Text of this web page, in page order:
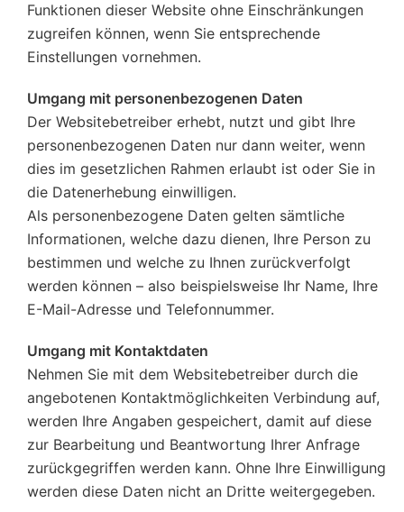
Funktionen dieser Website ohne Einschränkungen
zugreifen können, wenn Sie entsprechende
Einstellungen vornehmen.
Umgang mit personenbezogenen Daten
Der Websitebetreiber erhebt, nutzt und gibt Ihre
personenbezogenen Daten nur dann weiter, wenn
dies im gesetzlichen Rahmen erlaubt ist oder Sie in
die Datenerhebung einwilligen.
Als personenbezogene Daten gelten sämtliche
Informationen, welche dazu dienen, Ihre Person zu
bestimmen und welche zu Ihnen zurückverfolgt
werden können – also beispielsweise Ihr Name, Ihre
E-Mail-Adresse und Telefonnummer.
Umgang mit Kontaktdaten
Nehmen Sie mit dem Websitebetreiber durch die
angebotenen Kontaktmöglichkeiten Verbindung auf,
werden Ihre Angaben gespeichert, damit auf diese
zur Bearbeitung und Beantwortung Ihrer Anfrage
zurückgegriffen werden kann. Ohne Ihre Einwilligung
werden diese Daten nicht an Dritte weitergegeben.